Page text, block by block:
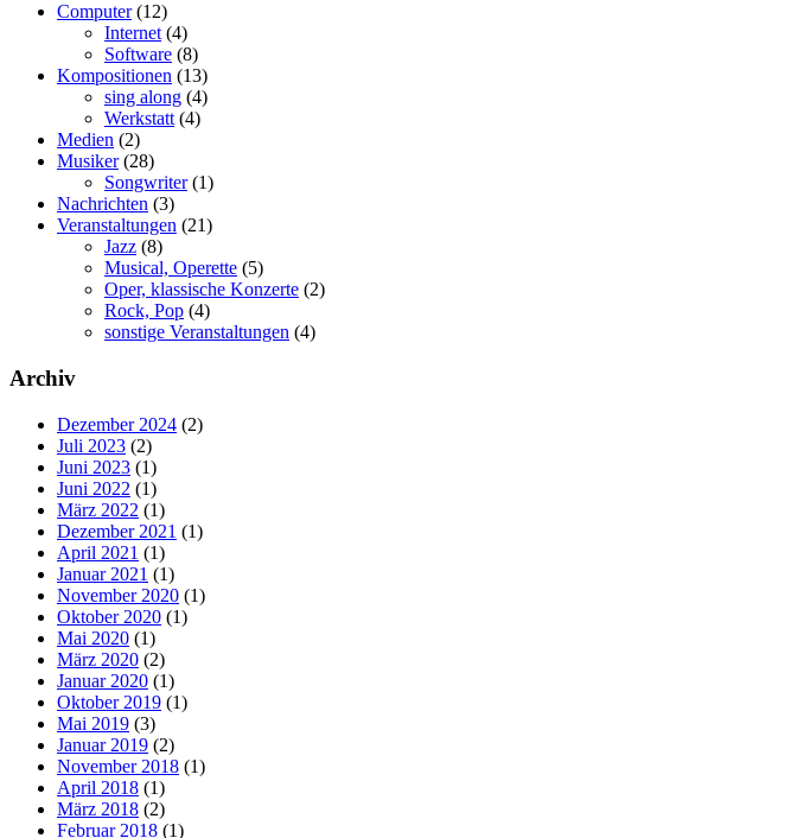
Computer(12)
Internet(4)
Software (8)
Kompositionen (13)
sing along (4)
Werkstatt(4)
Medien (2)
Musiker(28)
Songwriter(1)
Nachrichten (3)
Veranstaltungen (21)
Jazz (8)
Musical, Operette (5)
Oper, klassische Konzerte (2)
Rock, Pop (4)
sonstige Veranstaltungen (4)
Archiv
Dezember 2024 (2)
Juli 2023 (2)
Juni 2023 (1)
Juni 2022 (1)
März 2022 (1)
Dezember 2021 (1)
April 2021 (1)
Januar 2021 (1)
November 2020 (1)
Oktober 2020 (1)
Mai 2020 (1)
März 2020 (2)
Januar 2020 (1)
Oktober 2019 (1)
Mai 2019 (3)
Januar 2019 (2)
November 2018 (1)
April 2018 (1)
März 2018 (2)
Februar 2018 (1)